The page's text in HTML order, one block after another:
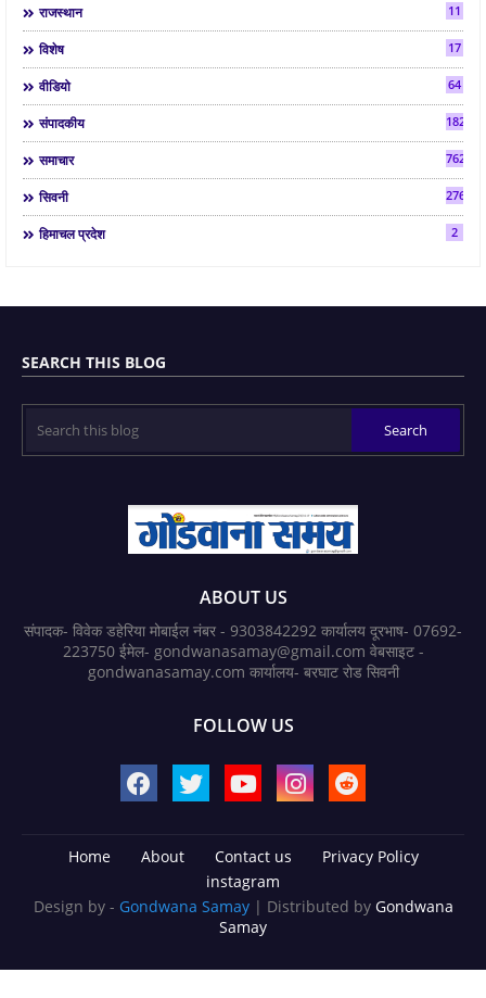
राजस्थान 11
विशेष 17
वीडियो 64
संपादकीय 182
समाचार 7624
सिवनी 2763
हिमाचल प्रदेश 2
SEARCH THIS BLOG
ABOUT US
संपादक- विवेक डहेरिया मोबाईल नंबर - 9303842292 कार्यालय दूरभाष- 07692-
223750 ईमेल- gondwanasamay@gmail.com वेबसाइट -
gondwanasamay.com कार्यालय- बरघाट रोड सिवनी
FOLLOW US
Home About Contact us
Privacy Policy
instagram
Design by - Gondwana Samay | Distributed by Gondwana
Samay